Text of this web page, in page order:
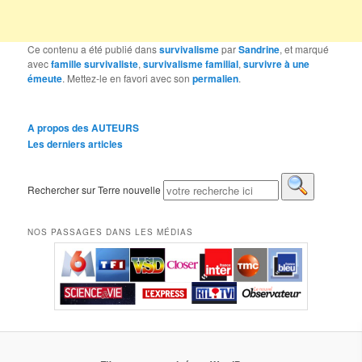
Ce contenu a été publié danssurvivalismeparSandrine, et marqué
avecfamille survivaliste,survivalisme familial,survivre à une
émeute. Mettez-le en favori avec sonpermalien.
A propos des AUTEURS
Les derniers articles
Rechercher sur Terre nouvelle
NOS PASSAGES DANS LES MÉDIAS